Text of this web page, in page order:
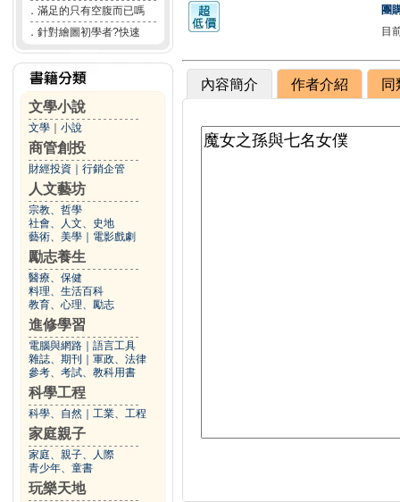
． 滿足的只有空腹而已嗎
． 針對繪圖初學者?快速
文學小說
文學 小說
商管創投
財經投資 行銷企管
人文藝坊
宗教、哲學
社會、人文、史地
藝術、美學
電影戲劇
勵志養生
醫療、保健
料理、生活百科
教育、心理、勵志
進修學習
電腦與網路
語言工具
雜誌、期刊
軍政、法律
參考、考試、教科用書
科學工程
科學、自然 工業、工程
家庭親子
家庭、親子、人際
青少年、童書
玩樂天地
團
目
內容簡介 作者介紹 同